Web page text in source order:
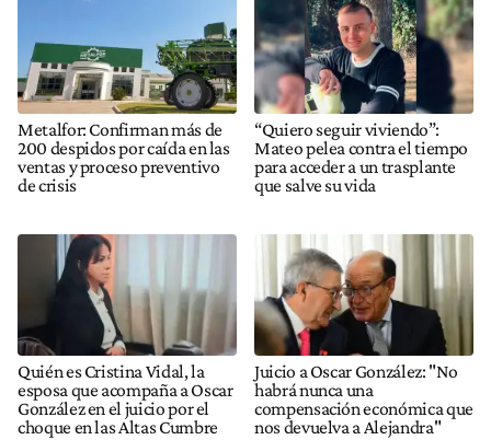
Metalfor: Confirman más de
200 despidos por caída en las
ventas y proceso preventivo
de crisis
“Quiero seguir viviendo”:
Mateo pelea contra el tiempo
para acceder a un trasplante
que salve su vida
Quién es Cristina Vidal, la
esposa que acompaña a Oscar
González en el juicio por el
choque en las Altas Cumbre
Juicio a Oscar González: "No
habrá nunca una
compensación económica que
nos devuelva a Alejandra"